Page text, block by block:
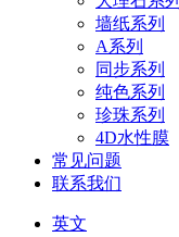
墙纸系列
A系列
同步系列
纯色系列
珍珠系列
4D水性膜
常见问题
联系我们
英文